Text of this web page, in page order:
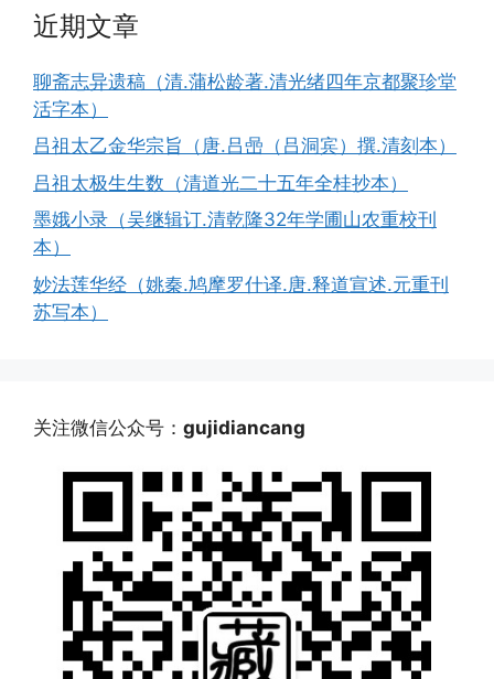
近期文章
聊斋志异遗稿（清.蒲松龄著.清光绪四年京都聚珍堂
活字本）
吕祖太乙金华宗旨（唐.吕喦（吕洞宾）撰.清刻本）
吕祖太极生生数（清道光二十五年全桂抄本）
墨娥小录（吴继辑订.清乾隆32年学圃山农重校刊
本）
妙法莲华经（姚秦.鸠摩罗什译.唐.释道宣述.元重刊
苏写本）
关注微信公众号： gujidiancang